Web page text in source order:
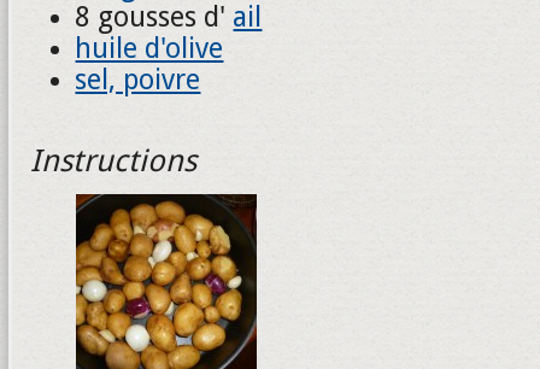
8 gousses d' ail
huile d'olive
sel, poivre
Instructions